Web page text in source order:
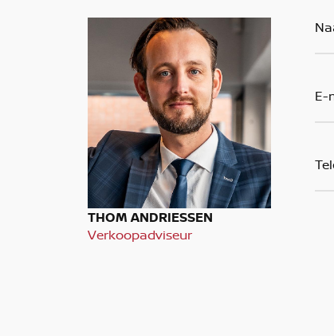
THOM ANDRIESSEN
Verkoopadviseur